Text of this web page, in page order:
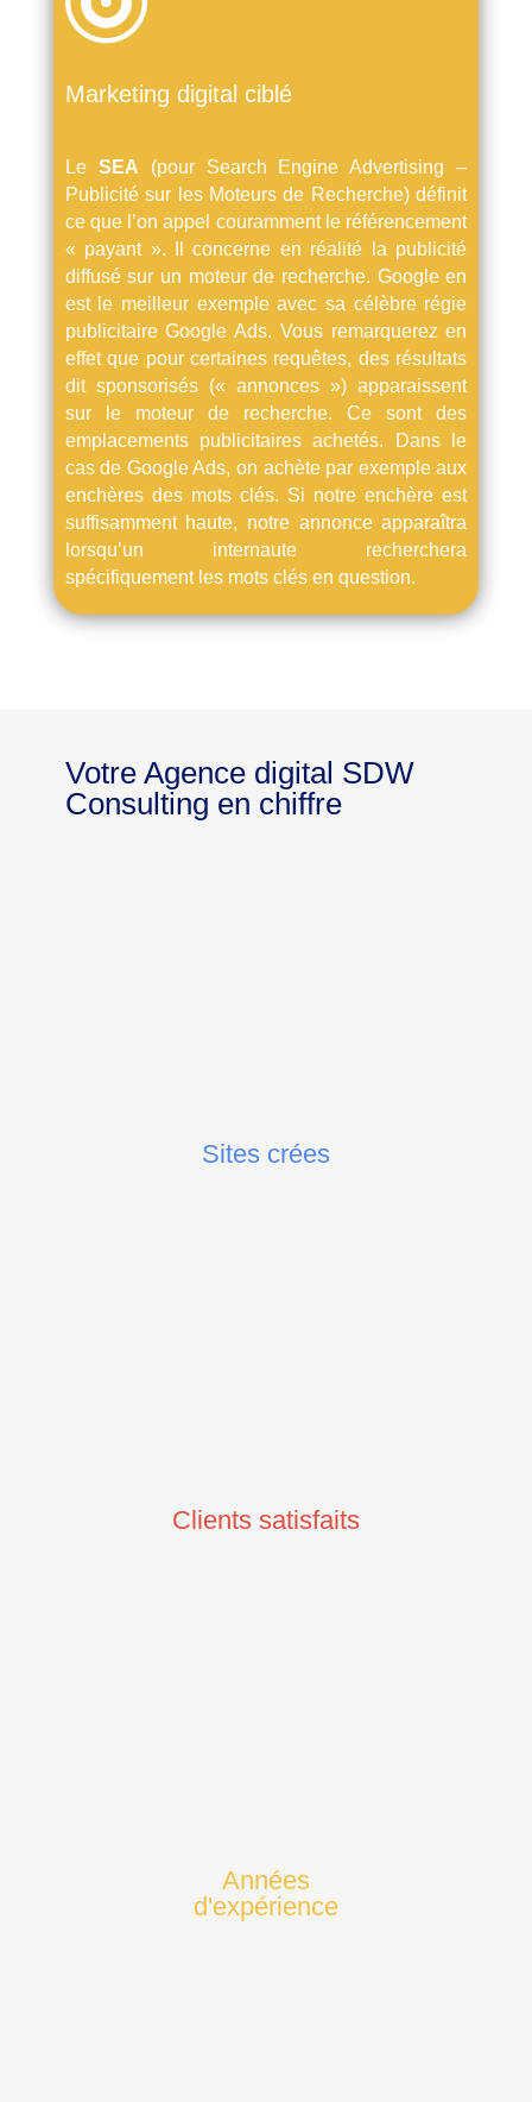
Marketing digital ciblé
Le SEA (pour Search Engine Advertising –
Publicité sur les Moteurs de Recherche) définit
ce que l’on appel couramment le référencement
« payant ». Il concerne en réalité la publicité
diffusé sur un moteur de recherche. Google en
est le meilleur exemple avec sa célèbre régie
publicitaire Google Ads. Vous remarquerez en
effet que pour certaines requêtes, des résultats
dit sponsorisés (« annonces ») apparaissent
sur le moteur de recherche. Ce sont des
emplacements publicitaires achetés. Dans le
cas de Google Ads, on achète par exemple aux
enchères des mots clés. Si notre enchère est
suffisamment haute, notre annonce apparaîtra
lorsqu’un internaute recherchera
spécifiquement les mots clés en question.
Votre Agence digital SDW
Consulting en chiffre
Sites crées
Clients satisfaits
Années
d'expérience